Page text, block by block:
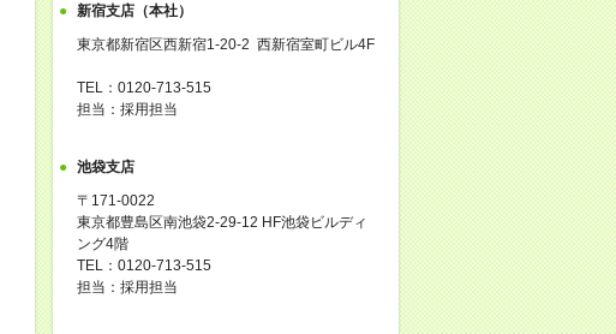
新宿支店（本社）
東京都新宿区西新宿1-20-2 西新宿室町ビル4F
TEL：0120-713-515
担当：採用担当
池袋支店
〒171-0022
東京都豊島区南池袋2-29-12 HF池袋ビルディ
ング4階
TEL：0120-713-515
担当：採用担当